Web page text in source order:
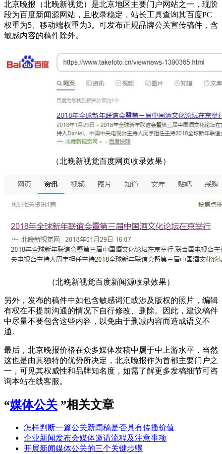
北京晚报（北晚新视觉）是北京地区主要门户网站之一，现阶
段为百度新闻源网站，且收录稳定，站长工具查询其百度PC
权重为5、移动端权重为3。可发布正规品牌公关宣传稿件，含
敏感内容的稿件除外。
（北晚新视觉百度网页收录效果）
（北晚新视觉百度新闻源收录效果）
另外，发布的稿件中如包含敏感词汇或涉及版权的照片，编辑
有权在不提前沟通的情况下自行修改、删除。因此，建议稿件
中尽量不要包含这些内容，以免由于删减内容而造成语义不
通。
最后，北京晚报价格在众多媒体发稿中属于中上游水平，当然
这也是由其独特的优势所决定，北京晚报作为首都主要门户之
一，可见其权威性和品牌知名度，如需了解更多发稿细节可咨
询本站在线客服。
“媒体公关 ”相关文章
怎样判断一篇公关新闻稿是否具有传播价值
企业新闻发布会媒体邀请流程及注意事项
开展新闻媒体公关的三个关键步骤